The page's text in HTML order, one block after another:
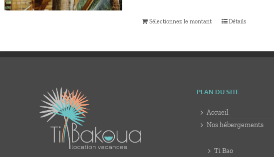
Sélectionnez le montant Détails
PLAN DU SITE
Accueil
Nos hébergements
Ti Bao